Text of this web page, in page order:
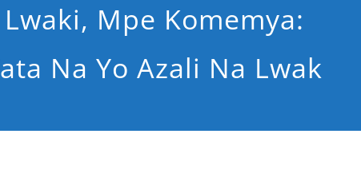
Mpe Komemya:
Na Yo Azali Na Lwak